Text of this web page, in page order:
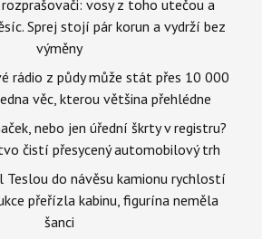
vosy z toho utečou a
Sprej stojí pár korun a vydrží bez
výměny
rádio z půdy může stát přes 10 000
věc, kterou většina přehlédne
nebo jen úřední škrty v registru?
čistí přesycený automobilový trh
Teslou do návěsu kamionu rychlostí
přeřízla kabinu, figurína neměla
šanci